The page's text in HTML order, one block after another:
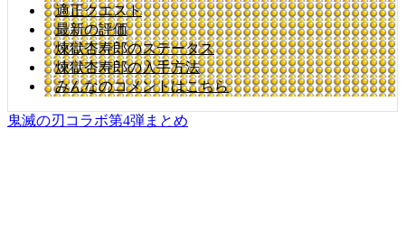
適正クエスト
最新の評価
煉獄杏寿郎のステータス
煉獄杏寿郎の入手方法
みんなのコメントはこちら
鬼滅の刃コラボ第4弾まとめ